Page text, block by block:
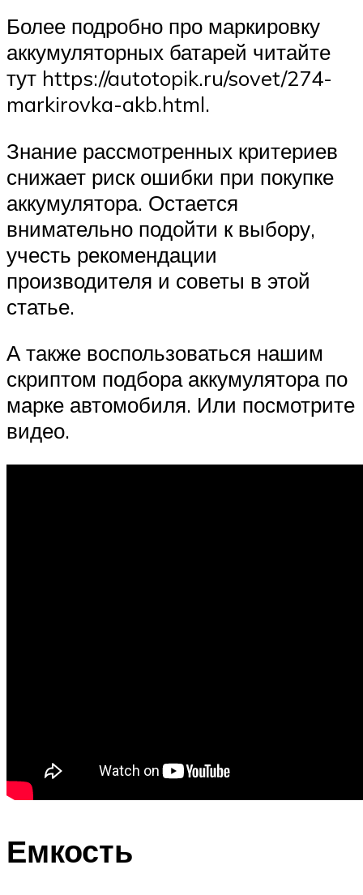
Более подробно про маркировку
аккумуляторных батарей читайте
тут https://autotopik.ru/sovet/274-
markirovka-akb.html.
Знание рассмотренных критериев
снижает риск ошибки при покупке
аккумулятора. Остается
внимательно подойти к выбору,
учесть рекомендации
производителя и советы в этой
статье.
А также воспользоваться нашим
скриптом подбора аккумулятора по
марке автомобиля. Или посмотрите
видео.
Емкость